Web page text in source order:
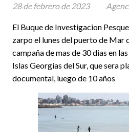
El Buque de Investigacion
zarpo el lunes del puerto de Mar
campaña de mas de 30 dias en
Islas Georgias del Sur, que sera
documental, luego de 10 años
28 de febrero de 2023